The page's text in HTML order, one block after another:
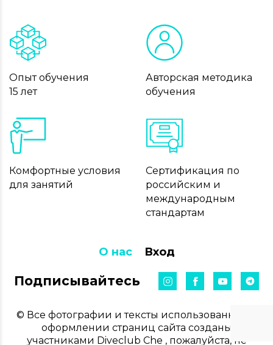
Опыт обучения
15 лет
Авторская методика
обучения
Комфортные условия
для занятий
Сертификация по
российским и
международным
стандартам
О нас Вход
Подписывайтесь
© Все фотографии и тексты использованные в
оформлении страниц сайта созданы
участниками Diveclub Che , пожалуйста, не